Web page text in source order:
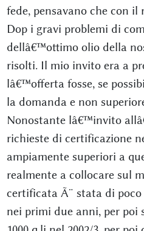
fede, pensavano che con
Dop i gravi problemi di
dellâ€™ottimo olio della
risolti. Il mio invito era a
lâ€™offerta fosse, se
la domanda e non
Nonostante lâ€™invito
richieste di certificazione
ampiamente superiori a
realmente a collocare sul
certificata Ã¨ stata di
nei primi due anni, per poi